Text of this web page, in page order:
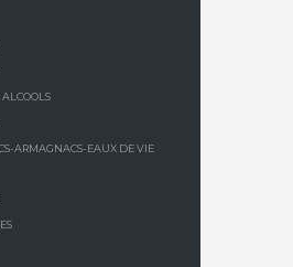
ALCOOLS
ARMAGNACS-EAUX DE VIE